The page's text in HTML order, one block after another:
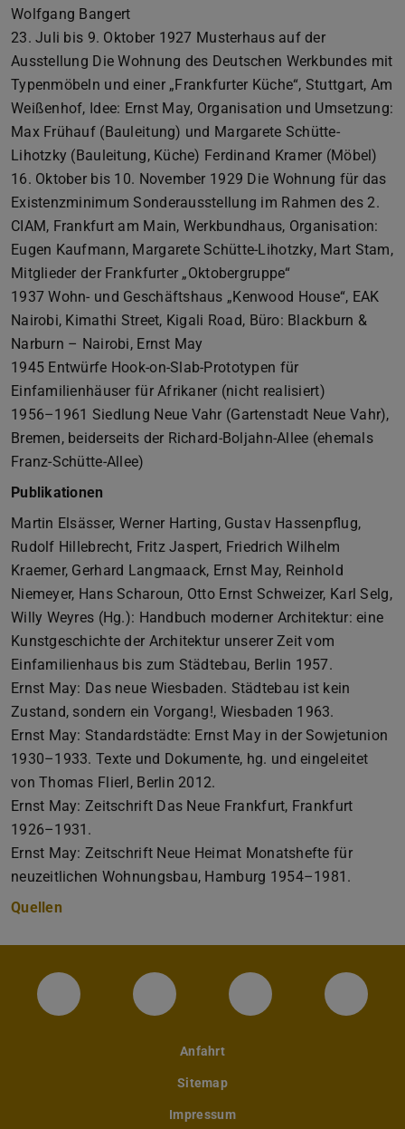
Wolfgang Bangert
23. Juli bis 9. Oktober 1927 Musterhaus auf der
Ausstellung Die Wohnung des Deutschen Werkbundes mit
Typenmöbeln und einer „Frankfurter Küche“, Stuttgart, Am
Weißenhof, Idee: Ernst May, Organisation und Umsetzung:
Max Frühauf (Bauleitung) und Margarete Schütte-
Lihotzky (Bauleitung, Küche) Ferdinand Kramer (Möbel)
16. Oktober bis 10. November 1929 Die Wohnung für das
Existenzminimum Sonderausstellung im Rahmen des 2.
CIAM, Frankfurt am Main, Werkbundhaus, Organisation:
Eugen Kaufmann, Margarete Schütte-Lihotzky, Mart Stam,
Mitglieder der Frankfurter „Oktobergruppe“
1937 Wohn- und Geschäftshaus „Kenwood House“, EAK
Nairobi, Kimathi Street, Kigali Road, Büro: Blackburn &
Narburn – Nairobi, Ernst May
1945 Entwürfe Hook-on-Slab-Prototypen für
Einfamilienhäuser für Afrikaner (nicht realisiert)
1956–1961 Siedlung Neue Vahr (Gartenstadt Neue Vahr),
Bremen, beiderseits der Richard-Boljahn-Allee (ehemals
Franz-Schütte-Allee)
Publikationen
Martin Elsässer, Werner Harting, Gustav Hassenpflug,
Rudolf Hillebrecht, Fritz Jaspert, Friedrich Wilhelm
Kraemer, Gerhard Langmaack, Ernst May, Reinhold
Niemeyer, Hans Scharoun, Otto Ernst Schweizer, Karl Selg,
Willy Weyres (Hg.): Handbuch moderner Architektur: eine
Kunstgeschichte der Architektur unserer Zeit vom
Einfamilienhaus bis zum Städtebau, Berlin 1957.
Ernst May: Das neue Wiesbaden. Städtebau ist kein
Zustand, sondern ein Vorgang!, Wiesbaden 1963.
Ernst May: Standardstädte: Ernst May in der Sowjetunion
1930–1933. Texte und Dokumente, hg. und eingeleitet
von Thomas Flierl, Berlin 2012.
Ernst May: Zeitschrift Das Neue Frankfurt, Frankfurt
1926–1931.
Ernst May: Zeitschrift Neue Heimat Monatshefte für
neuzeitlichen Wohnungsbau, Hamburg 1954–1981.
Quellen
Instagram-Seite des Fachbereichs
LinkedIn-Profil desFacebook-Seite
Anfahrt
Sitemap
Impressum